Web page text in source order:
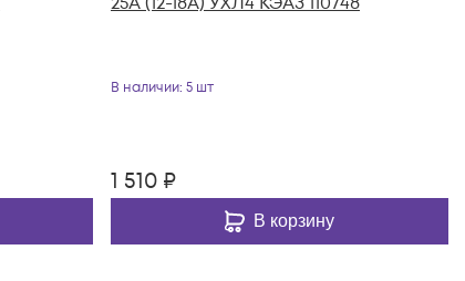
В наличии: 5 шт
1 510 ₽
В корзину